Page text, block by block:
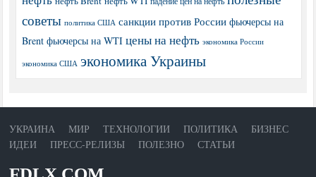
советы политика США санкции против России фьючерсы на
Brent фьючерсы на WTI цены на нефть экономика России
экономика США экономика Украины
УКРАИНА МИР ТЕХНОЛОГИИ ПОЛИТИКА
БИЗНЕС
ИДЕИ
ПРЕСС-РЕЛИЗЫ ПОЛЕЗНО СТАТЬИ